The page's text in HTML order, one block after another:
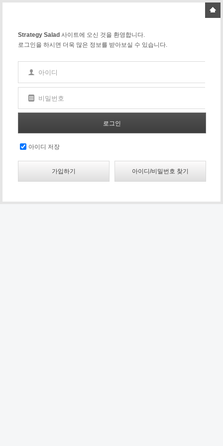
Strategy Salad 사이트에 오신 것을 환영합니다.
로그인을 하시면 더욱 많은 정보를 받아보실 수 있습니다.
아이디
비밀번호
아이디 저장
가입하기 아이디/비밀번호 찾기